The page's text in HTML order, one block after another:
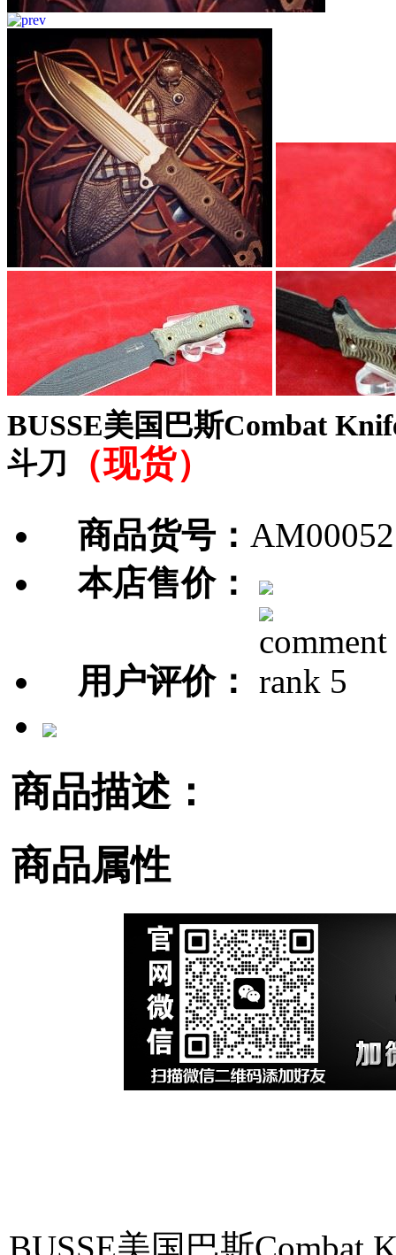
BUSSE美国巴斯Combat
斗刀
（现货）
商品货号：
本店售价：
用户评价：
商品描述：
商品属性
BUSSE美国巴斯Combat